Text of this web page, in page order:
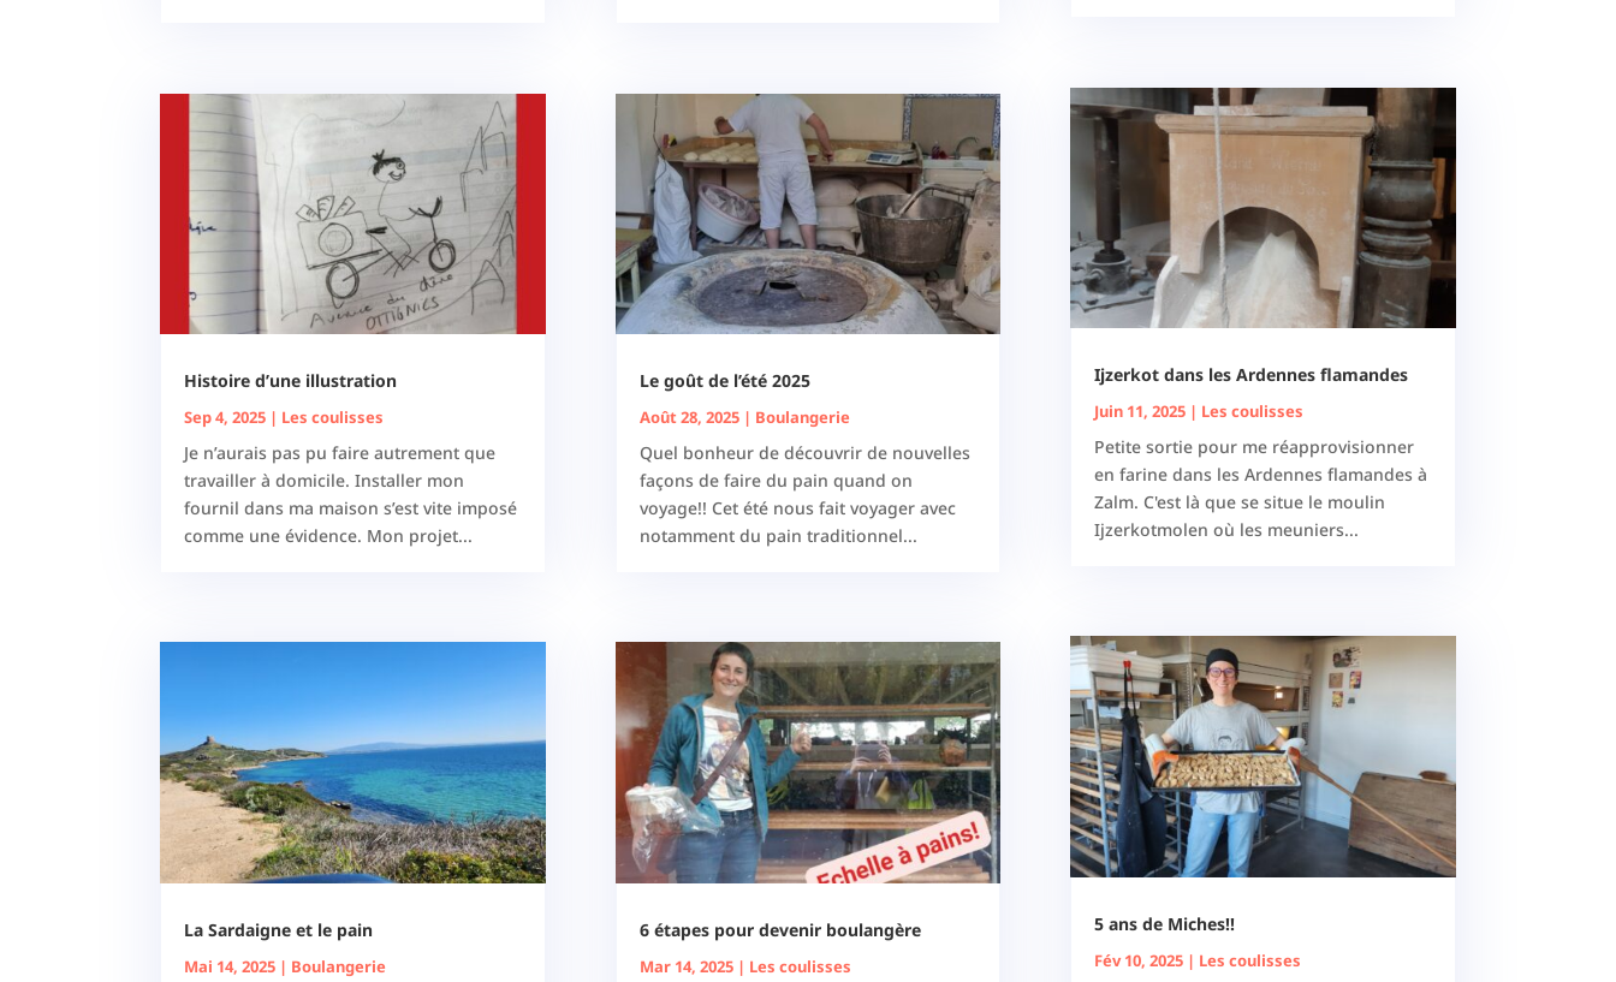
Histoire d’une illustration
Sep 4, 2025 | Les coulisses
Je n’aurais pas pu faire autrement que
travailler à domicile. Installer mon
fournil dans ma maison s’est vite imposé
comme une évidence. Mon projet...
La Sardaigne et le pain
Mai 14, 2025 | Boulangerie
Le goût de l’été 2025
Août 28, 2025| Boulangerie
Quel bonheur de découvrir de nouvelles
façons de faire du pain quand on
voyage!! Cet été nous fait voyager avec
notamment du pain traditionnel...
6 étapes pour devenir boulangère
Mar 14, 2025| Les coulisses
Ijzerkot dans les Ardennes flamandes
Juin 11, 2025| Les coulisses
Petite sortie pour me réapprovisionner
en farine dans les Ardennes flamandes à
Zalm. C'est là que se situe le moulin
Ijzerkotmolen où les meuniers...
5 ans de Miches!!
Fév 10, 2025| Les coulisses